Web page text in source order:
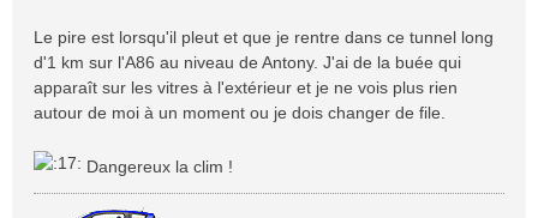
Le pire est lorsqu'il pleut et que je rentre dans ce tunnel long
d'1 km sur l'A86 au niveau de Antony. J'ai de la buée qui
apparaît sur les vitres à l'extérieur et je ne vois plus rien
autour de moi à un moment ou je dois changer de file.
Dangereux la clim !